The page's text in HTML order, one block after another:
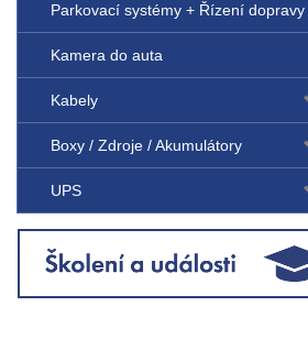
Parkovací systémy + Řízení dopravy
Kamera do auta
Kabely
Boxy / Zdroje / Akumulátory
UPS